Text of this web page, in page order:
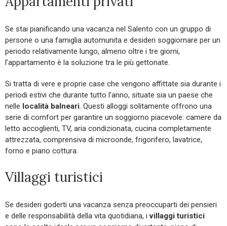
Se stai pianificando una vacanza nel Salento con un gruppo di
persone o una famiglia automunita e desideri soggiornare per un
periodo relativamente lungo, almeno oltre i tre giorni,
l’appartamento è la soluzione tra le più gettonate.
Si tratta di vere e proprie case che vengono affittate sia durante i
periodi estivi che durante tutto l’anno, situate sia un paese che
nelle località balneari. Questi alloggi solitamente offrono una
serie di comfort per garantire un soggiorno piacevole: camere da
letto accoglienti, TV, aria condizionata, cucina completamente
attrezzata, comprensiva di microonde, frigorifero, lavatrice,
forno e piano cottura.
Villaggi turistici
Se desideri goderti una vacanza senza preoccuparti dei pensieri
e delle responsabilità della vita quotidiana, ivillaggi turistici